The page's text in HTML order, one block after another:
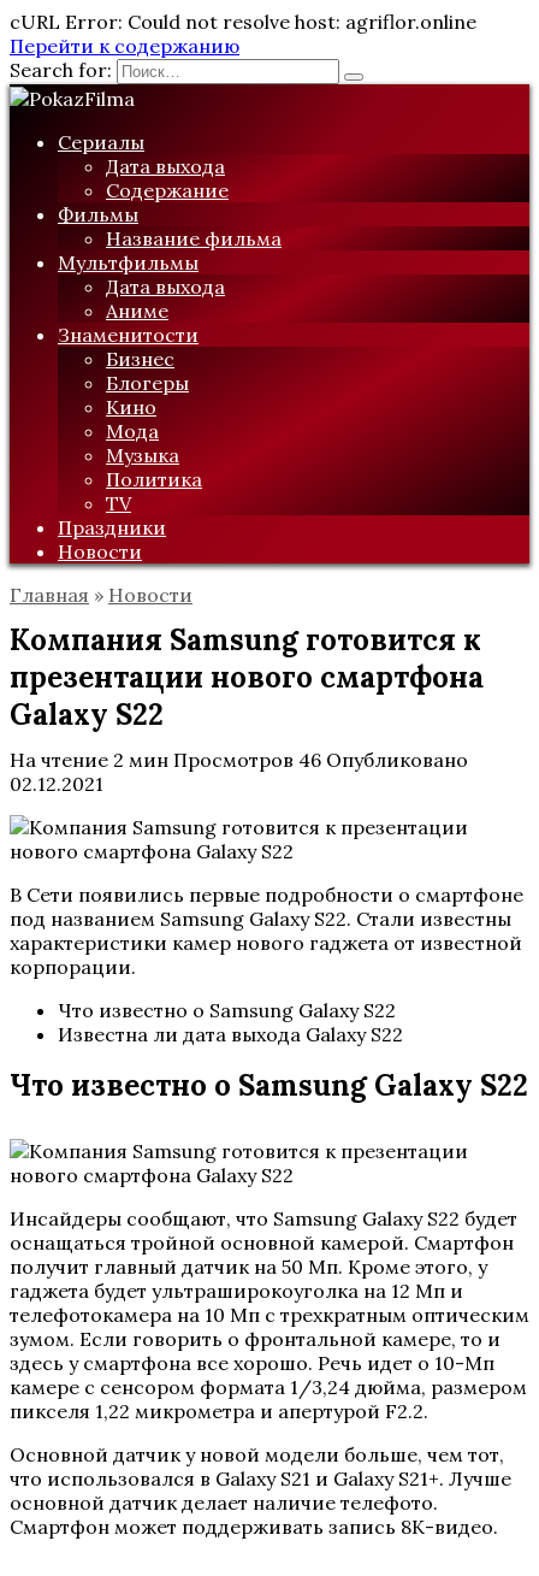
cURL Error: Could not resolve host: agriflor.online
Перейти к содержанию
Search for:
Сериалы
Дата выхода
Содержание
Фильмы
Название фильма
Мультфильмы
Дата выхода
Аниме
Знаменитости
Бизнес
Блогеры
Кино
Мода
Музыка
Политика
TV
Праздники
Новости
Главная » Новости
Компания Samsung готовится к
презентации нового смартфона
Galaxy S22
На чтение 2 мин Просмотров 46 Опубликовано
02.12.2021
В Сети появились первые подробности о смартфоне
под названием Samsung Galaxy S22. Стали известны
характеристики камер нового гаджета от известной
корпорации.
Что известно о Samsung Galaxy S22
Известна ли дата выхода Galaxy S22
Что известно о Samsung Galaxy S22
Инсайдеры сообщают, что Samsung Galaxy S22 будет
оснащаться тройной основной камерой. Смартфон
получит главный датчик на 50 Мп. Кроме этого, у
гаджета будет ультраширокоуголка на 12 Мп и
телефотокамера на 10 Мп с трехкратным оптическим
зумом. Если говорить о фронтальной камере, то и
здесь у смартфона все хорошо. Речь идет о 10-Мп
камере с сенсором формата 1/3,24 дюйма, размером
пикселя 1,22 микрометра и апертурой F2.2.
Основной датчик у новой модели больше, чем тот,
что использовался в Galaxy S21 и Galaxy S21+. Лучше
основной датчик делает наличие телефото.
Смартфон может поддерживать запись 8К-видео.